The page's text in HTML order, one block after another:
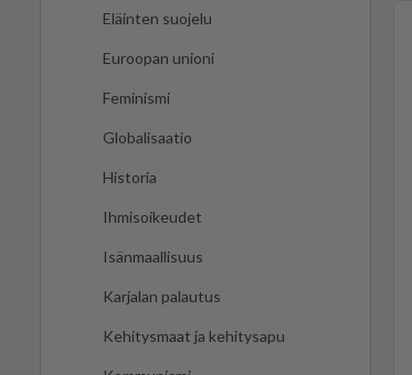
Eläinten suojelu
Euroopan unioni
Feminismi
Globalisaatio
Historia
Ihmisoikeudet
Isänmaallisuus
Karjalan palautus
Kehitysmaat ja kehitysapu